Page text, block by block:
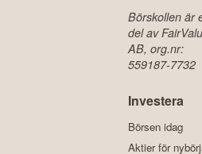
Börskollen är
del av
AB, org.nr:
559187-7732
Investera
Börsen idag
Aktier för